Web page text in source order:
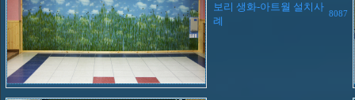
보리 생화-아트월 설치사
례
8087